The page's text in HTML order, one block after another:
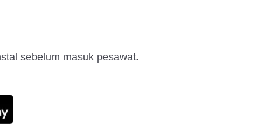
sebelum masuk pesawat.